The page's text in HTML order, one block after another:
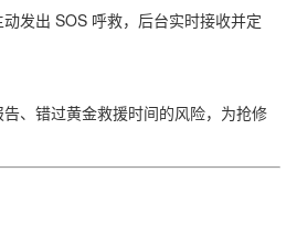
发出 SOS 呼救，后台实时接收并定
、错过黄金救援时间的风险，为抢修